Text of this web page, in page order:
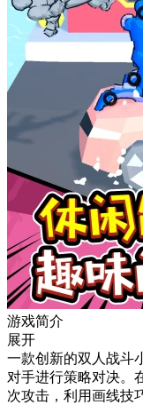
游戏简介
展开
一款创新的双人战斗
对手进行策略对决。
次攻击，利用画线技